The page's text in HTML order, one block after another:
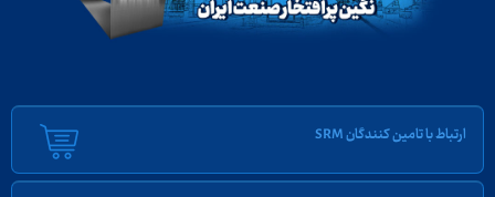
ارتباط با تامین کنندگان SRM